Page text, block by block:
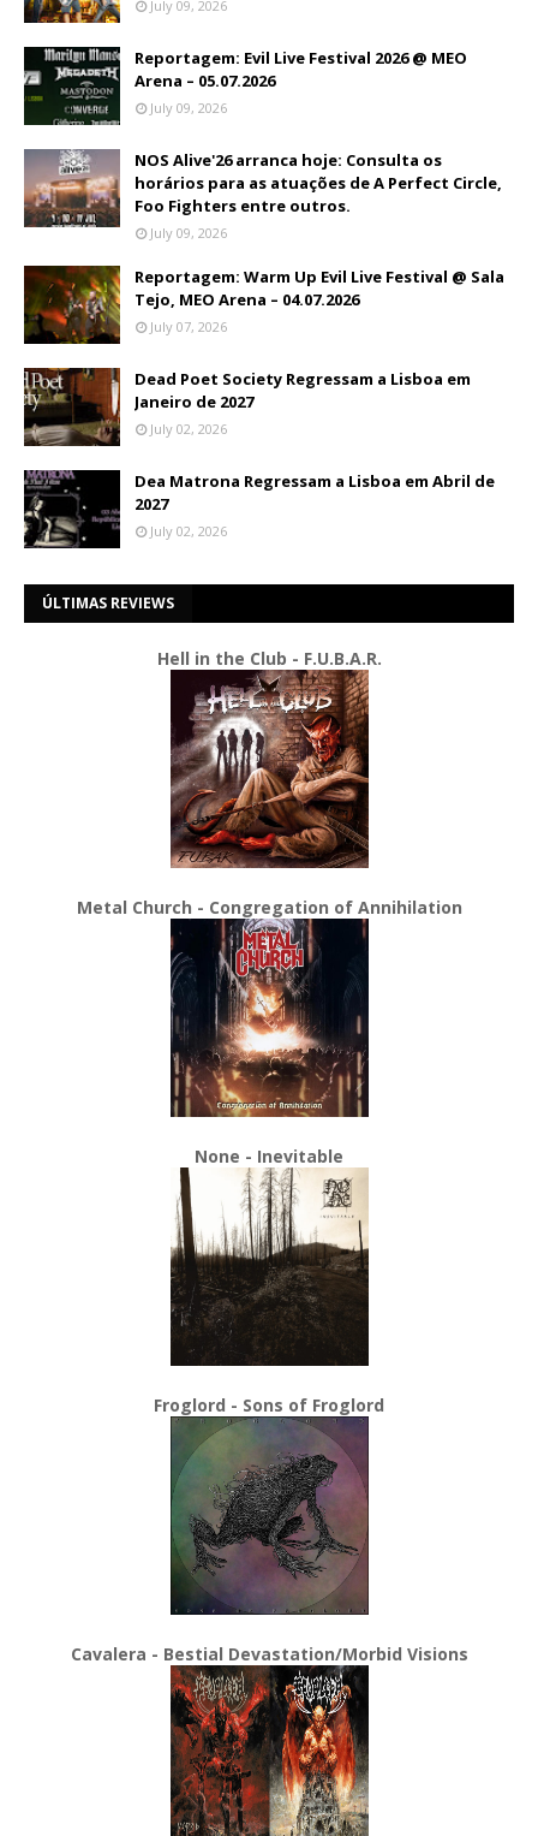
July 09, 2026
Reportagem: Evil Live Festival 2026 @ MEO
Arena – 05.07.2026
July 09, 2026
NOS Alive'26 arranca hoje: Consulta os
horários para as atuações de A Perfect Circle,
Foo Fighters entre outros.
July 09, 2026
Reportagem: Warm Up Evil Live Festival @ Sala
Tejo, MEO Arena – 04.07.2026
July 07, 2026
Dead Poet Society Regressam a Lisboa em
Janeiro de 2027
July 02, 2026
Dea Matrona Regressam a Lisboa em Abril de
2027
July 02, 2026
ÚLTIMAS REVIEWS
Hell in the Club - F.U.B.A.R.
Metal Church - Congregation of Annihilation
None - Inevitable
Froglord - Sons of Froglord
Cavalera - Bestial Devastation/Morbid Visions